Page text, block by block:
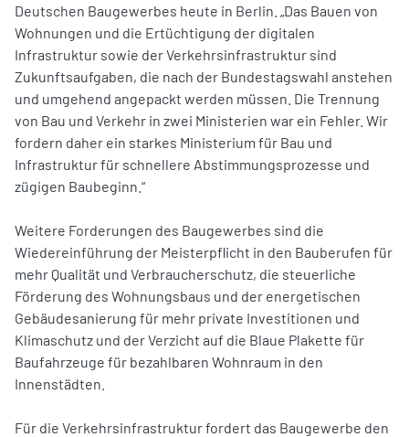
Deutschen Baugewerbes heute in Berlin. „Das Bauen von
Wohnungen und die Ertüchtigung der digitalen
Infrastruktur sowie der Verkehrsinfrastruktur sind
Zukunftsaufgaben, die nach der Bundestagswahl anstehen
und umgehend angepackt werden müssen. Die Trennung
von Bau und Verkehr in zwei Ministerien war ein Fehler. Wir
fordern daher ein starkes Ministerium für Bau und
Infrastruktur für schnellere Abstimmungsprozesse und
zügigen Baubeginn.“
Weitere Forderungen des Baugewerbes sind die
Wiedereinführung der Meisterpflicht in den Bauberufen für
mehr Qualität und Verbraucherschutz, die steuerliche
Förderung des Wohnungsbaus und der energetischen
Gebäudesanierung für mehr private Investitionen und
Klimaschutz und der Verzicht auf die Blaue Plakette für
Baufahrzeuge für bezahlbaren Wohnraum in den
Innenstädten.
Für die Verkehrsinfrastruktur fordert das Baugewerbe den